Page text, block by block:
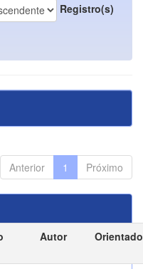
Registro(s)
Anterior 1 Próximo
Autor